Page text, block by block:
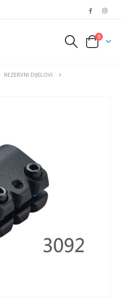
0
REZERVNI DIJELOVI